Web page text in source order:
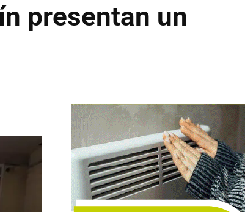
presentan un